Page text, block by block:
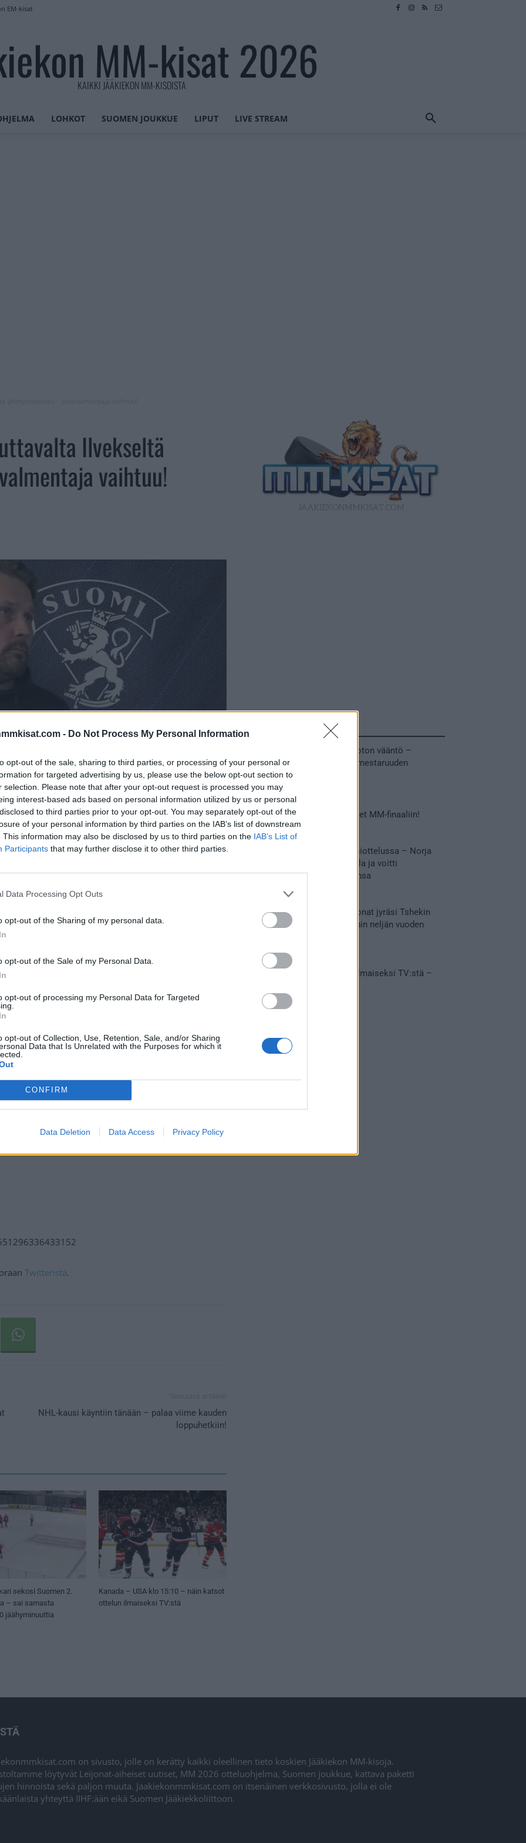
- Do Not Process My Personal Information
opt-out of the sale, sharing to third parties, or processing of your personal or
for targeted advertising by us, please use the below opt-out section to
selection. Please note that after your opt-out request is processed you may
interest-based ads based on personal information utilized by us or personal
to third parties prior to your opt-out. You may separately opt-out of the
of your personal information by third parties on the IAB’s list of downstream
This information may also be disclosed by us to third parties on the IAB’s List of
Participants that may further disclose it to other third parties.
Data Processing Opt Outs
opt-out of the Sharing of my personal data.
opt-out of the Sale of my Personal Data.
opt-out of processing my Personal Data for Targeted
opt-out of Collection, Use, Retention, Sale, and/or Sharing
Data that Is Unrelated with the Purposes for which it
CONFIRM
Data Deletion Data Access Privacy Policy
EM-kisat
MM-kisat 2026
KAIKKI JÄÄKIEKON MM-KISOISTA
LOHKOT SUOMEN JOUKKUE LIPUT LIVE STREAM
Ilvekseltä
vaihtuu!
Liigan piikkipaikalla majaileva Ilves vaihtaa
saa väistyä, kun hänen paikkansa penkin
Myrräsaa väistyä valmentajamarkkinoiden
tamperelaisseuran kanssa kattaa kauden 2024-25
pelatun ottelun jälkeen on siinä mielessä
pelannut alkukauden mainiosti. Yhdeksästä
saldolla irtoaa runkosarjasta tässä vaiheessa kautta
Mainos:
Twitteristä.
NHL-kausi käyntiin tänään – palaa viime kauden
loppuhetkiin!
sekosi Suomen 2.
– sai samasta
jäähyminuuttia
Kanada – USA klo 15:10 – näin katsot
ottelun ilmaiseksi TV:stä
Tuoreimmat uutiset
MM-kullasta käytiin armoton vääntö –
Leijonat voitti maailmanmestaruuden
jatkoajalla
31.05.2026 23:27
Tässä Leijonien kentälliset MM-finaaliin!
31.05.2026 18:37
Huikeaa draamaa pronssiottelussa – Norja
kaatoi Kanadan jatkoajalla ja voitti
ensimmäisen MM-mitalinsa
31.05.2026 18:25
Vakuuttava esitys – Leijonat jyräsi Tshekin
nurin ja eteni mitalipeleihin neljän vuoden
Suomi – Tshekki näkyy ilmaiseksi TV:stä –
28.05.2026 15:09
on sivusto, jolle on kerätty kaikki oleellinen tieto koskien Jääkiekon MM-kisoja.
löytyvät Leijonat-aiheiset uutiset, MM 2026 otteluohjelma, Suomen joukkue, kattava paketti
hinnoista sekä paljon muuta. Jaakiekonmmkisat.com on itsenäinen verkkosivusto, jolla ei ole
yhteyttä IIHF:ään eikä Suomen Jääkiekkoliittoon.